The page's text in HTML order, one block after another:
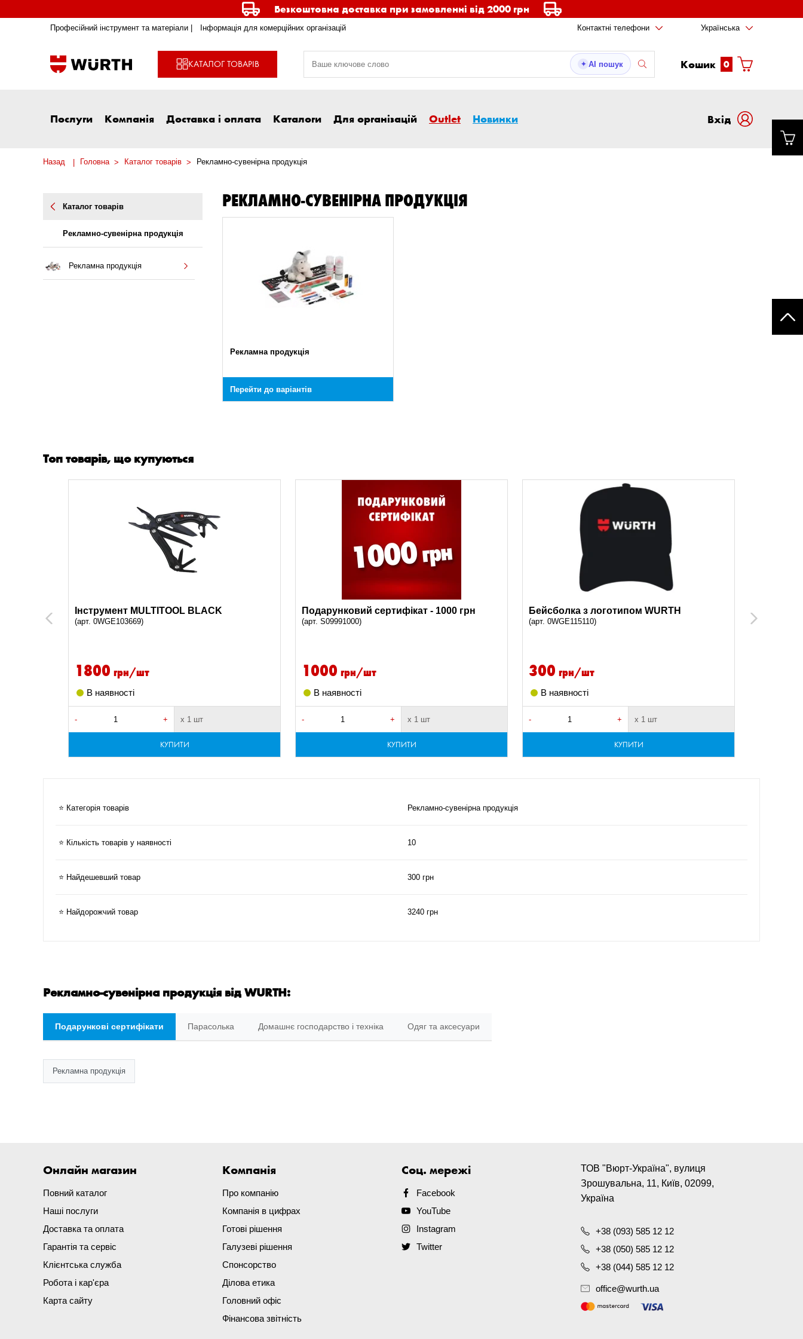
Безкоштовна доставка при замовленні від 2000 грн
Професійний інструмент та матеріали | Інформація для комерційних організацій Контактні телефони Українська
КАТАЛОГ ТОВАРІВ ✦ AI пошук Кошик 0
Послуги Компанія Доставка і оплата Каталоги Для організацій Outlet Новинки Вxід
Назад Головна Каталог товарів Рекламно-сувенірна продукція
Каталог товарів
Рекламно-сувенірна продукція
Рекламна продукція
РЕКЛАМНО-СУВЕНІРНА ПРОДУКЦІЯ
Рекламна продукція
Перейти до варіантів
Топ товарів, що купуються
Previous
Інструмент MULTITOOL BLACK
(арт. 0WGE103669)
1800 грн/шт
В наявності
- + х 1 шт
КУПИТИ
Подарунковий сертифікат - 1000 грн
(арт. S09991000)
1000 грн/шт
В наявності
- + х 1 шт
КУПИТИ
Бейсболка з логотипом WURTH
(арт. 0WGE115110)
300 грн/шт
В наявності
- + х 1 шт
КУПИТИ
(арт.
Next
⭐ Категорія товарів Рекламно-сувенірна продукція
⭐ Кількість товарів у наявності 10
⭐ Найдешевший товар 300 грн
⭐ Найдорожчий товар 3240 грн
Рекламно-сувенірна продукція від WURTH:
Подарункові сертифікати Парасолька Домашнє господарство і техніка Одяг та аксесуари
Рекламна продукція
Онлайн магазин
Повний каталог
Наші послуги
Доставка та оплата
Гарантія та сервіс
Клієнтська служба
Робота і кар'єра
Карта сайту
Компанія
Про компанію
Компанія в цифрах
Готові рішення
Галузеві рішення
Спонсорство
Ділова етика
Головний офіс
Фінансова звітність
Соц. мережі
Facebook
YouTube
Instagram
Twitter
ТОВ "Вюрт-Україна", вулиця
Зрошувальна, 11, Київ, 02099,
Україна
+38 (093) 585 12 12
+38 (050) 585 12 12
+38 (044) 585 12 12
office@wurth.ua